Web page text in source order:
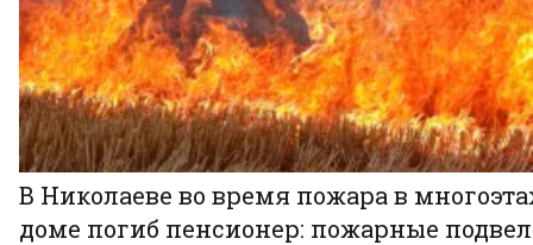
В Николаеве во время пожара в
доме погиб пенсионер: пожарные